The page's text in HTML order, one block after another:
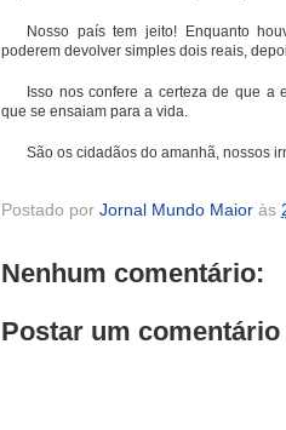
Nosso país tem jeito! Enquanto
poderem devolver simples dois reais,
Isso nos confere a certeza de que a
que se ensaiam para a vida.
São os cidadãos do amanhã, nossos
Postado por Jornal Mundo Maior às
Nenhum comentário:
Postar um comentário